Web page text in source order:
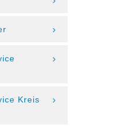
Kreis